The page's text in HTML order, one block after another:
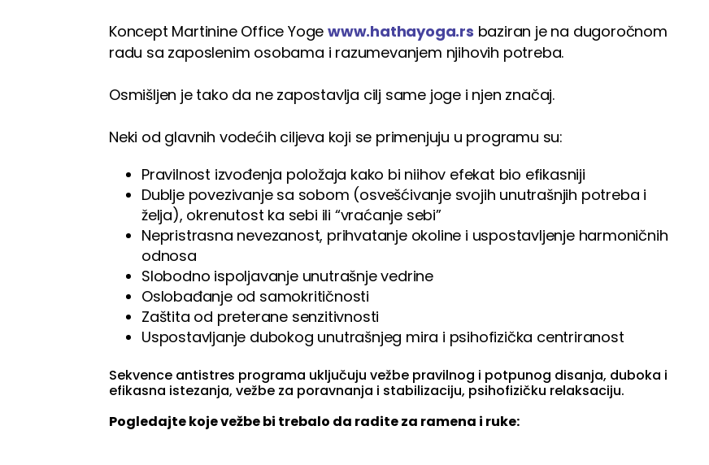
Koncept Martinine Office Yoge www.hathayoga.rs baziran je na dugoročnom
radu sa zaposlenim osobama i razumevanjem njihovih potreba.
Osmišljen je tako da ne zapostavlja cilj same joge i njen značaj.
Neki od glavnih vodećih ciljeva koji se primenjuju u programu su:
Pravilnost izvođenja položaja kako bi niihov efekat bio efikasniji
Dublje povezivanje sa sobom (osvešćivanje svojih unutrašnjih potreba i
želja), okrenutost ka sebi ili “vraćanje sebi”
Nepristrasna nevezanost, prihvatanje okoline i uspostavljenje harmoničnih
odnosa
Slobodno ispoljavanje unutrašnje vedrine
Oslobađanje od samokritičnosti
Zaštita od preterane senzitivnosti
Uspostavljanje dubokog unutrašnjeg mira i psihofizička centriranost
Sekvence antistres programa uključuju vežbe pravilnog i potpunog disanja, duboka i
efikasna istezanja, vežbe za poravnanja i stabilizaciju, psihofizičku relaksaciju.
Pogledajte koje vežbe bi trebalo da radite za ramena i ruke: